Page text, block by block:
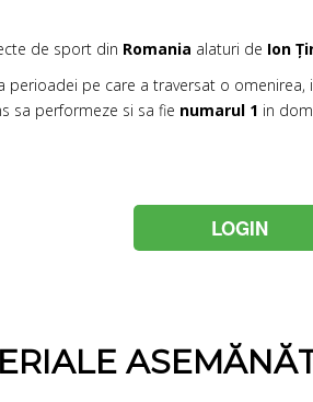
de sport din Romania alaturi de Ion
perioadei pe care a traversat o
sa performeze si sa fie numarul 1 in
LOGIN